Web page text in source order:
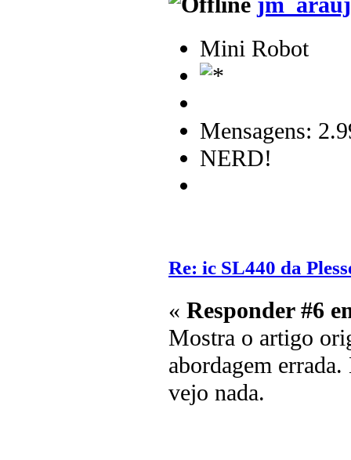
Mini Robot
Mensagens:
NERD!
Re: ic SL440 da
« Responder #6
Mostra o artigo
abordagem
vejo nada.